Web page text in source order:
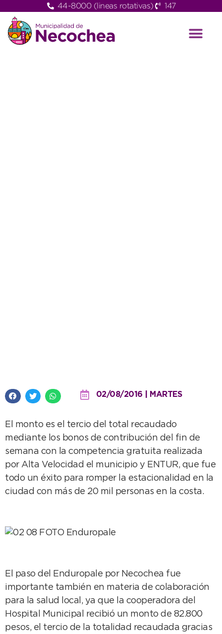
44-8000 (lineas rotativas) 147
02/08/2016 | MARTES
El monto es el tercio del total recaudado
mediante los bonos de contribución del fin de
semana con la competencia gratuita realizada
por Alta Velocidad el municipio y ENTUR, que fue
todo un éxito para romper la estacionalidad en la
ciudad con más de 20 mil personas en la costa.
El paso del Enduropale por Necochea fue
importante también en materia de colaboración
para la salud local, ya que la cooperadora del
Hospital Municipal recibió un monto de 82.800
pesos, el tercio de la totalidad recaudada gracias